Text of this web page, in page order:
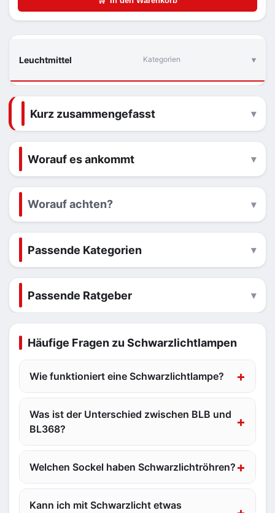
Leuchtmittel Kategorien
Kurz zusammengefasst
Worauf es ankommt
Worauf achten?
Passende Kategorien
Passende Ratgeber
Häufige Fragen zu Schwarzlichtlampen
Wie funktioniert eine Schwarzlichtlampe?
Was ist der Unterschied zwischen BLB und
BL368?
Welchen Sockel haben Schwarzlichtröhren?
Kann ich mit Schwarzlicht etwas